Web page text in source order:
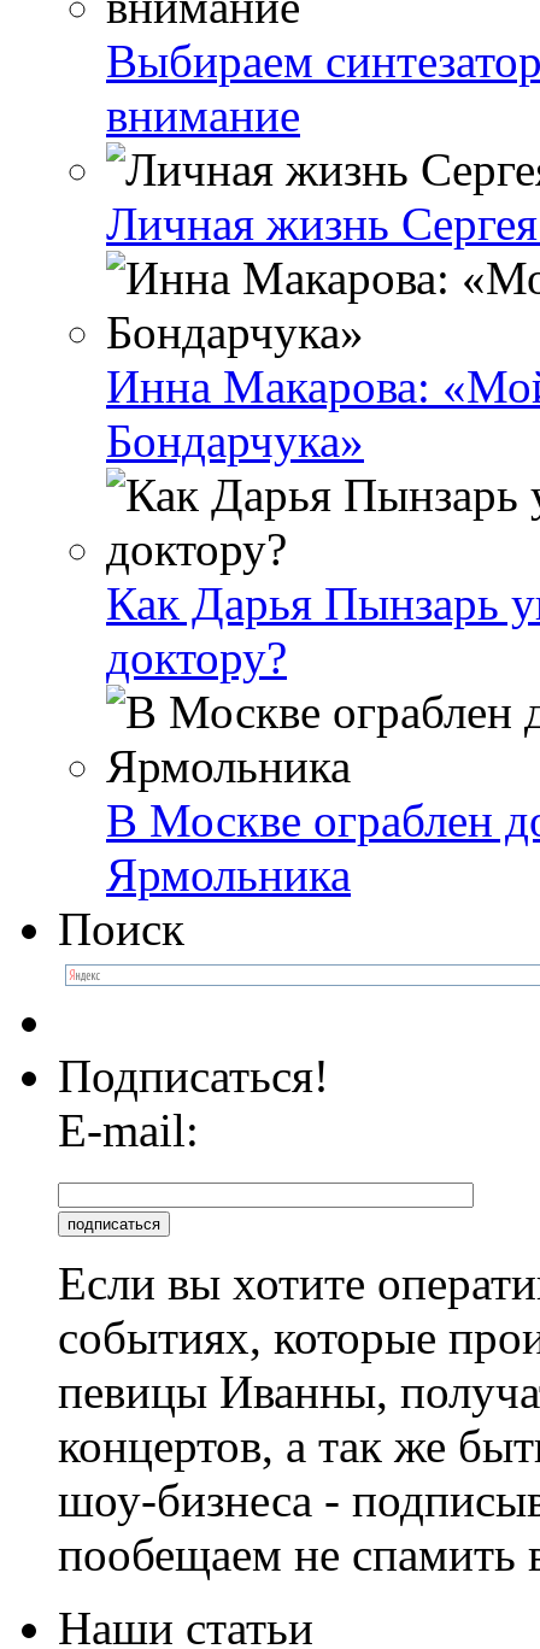
Выбираем
внимание
Личная жизнь
Инна Макарова:
Бондарчука»
Как Дарья Пынзарь
доктору?
В Москве ограблен
Ярмольника
Поиск
Подписаться!
E-mail:
Если вы хотите
событиях, которые
певицы Иванны,
концертов, а так же
шоу-бизнеса -
пообещаем не спамить
Наши статьи